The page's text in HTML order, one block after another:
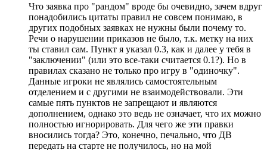
Что заявка про "рандом" вроде бы очевидно, зачем вдруг
понадобились цитаты правил не совсем понимаю, в
других подобных заявках не нужны были почему то.
Речи о нарушении приказов не было, т.к. метку на них
ты ставил сам. Пункт я указал 0.3, как и далее у тебя в
"заключении" (или это все-таки считается 0.1?). Но в
правилах сказано не только про игру в "одиночку".
Данные игроки не являлись самостоятельным
отделением и с другими не взаимодействовали. Эти
самые пять пунктов не запрещают и являются
дополнением, однако это ведь не означает, что их можно
полностью игнорировать. Для чего же эти правки
вносились тогда? Это, конечно, печально, что ДВ
передать на старте не получилось, но на мой